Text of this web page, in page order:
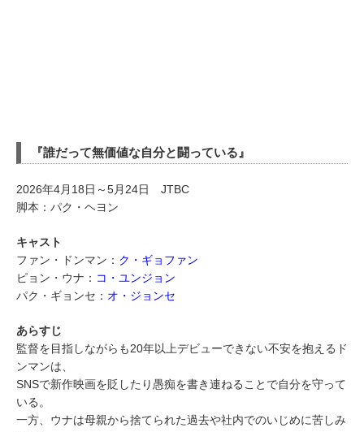
『誰だって無価値な自分と闘っている』
2026年4月18日～5月24日 JTBC
脚本：パク・ヘヨン
キャスト
ファン・ドンマン： ク・ギョファン
ピョン・ウナ： コ・ユンジョン
パク・ギョンセ： オ・ジョンセ
あらすじ
監督を目指しながらも20年以上デビューできない不安を抱えるド
ンマンは、
SNSで新作映画を貶したり愚痴を書き連ねることで自分を守って
いる。
一方、ウナは母親から捨てられた過去や社内でのいじめに苦しみ